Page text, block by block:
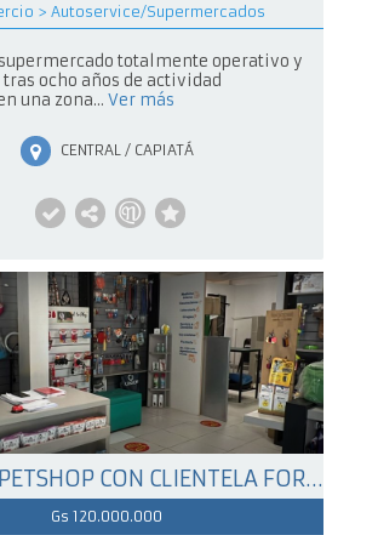
> Autoservice/Supermercados
totalmente operativo y
ocho años de actividad
una zona... Ver más
CENTRAL / CAPIATÁ
VENTA DE PETSHOP CON CLIENTELA FORMADA
Gs 120.000.000